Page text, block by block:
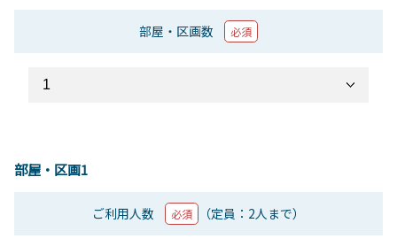
部屋・区画数 必須
部屋・区画1
ご利用人数 必須 （定員：2人まで）